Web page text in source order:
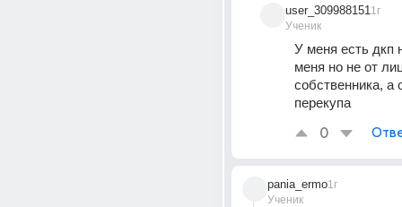
user_309988151
Ученик
1г
У меня есть дкп
меня но не от
собственника, а
перекупа
0
pania_ermo
Ученик
1г